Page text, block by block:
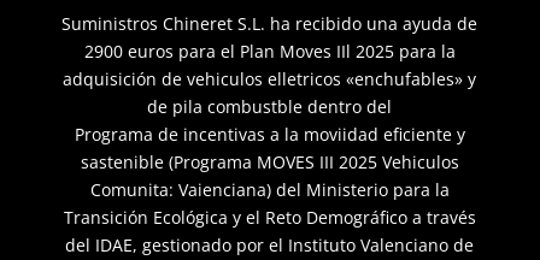
Suministros Chineret S.L. ha recibido una ayuda de
2900 euros para el Plan Moves IIl 2025 para la
adquisición de vehiculos elletricos «enchufables» y
de pila combustble dentro del
Programa de incentivas a la moviidad eficiente y
sastenible (Programa MOVES III 2025 Vehiculos
Comunita: Vaienciana) del Ministerio para la
Transición Ecológica y el Reto Demográfico a través
del IDAE, gestionado por el Instituto Valenciano de